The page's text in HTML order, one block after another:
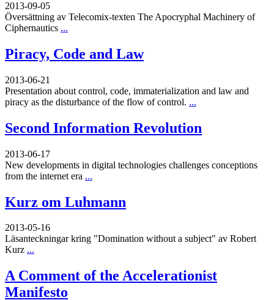
2013-09-05
Översättning av Telecomix-texten The Apocryphal Machinery of
Ciphernautics ...
Piracy, Code and Law
2013-06-21
Presentation about control, code, immaterialization and law and
piracy as the disturbance of the flow of control. ...
Second Information Revolution
2013-06-17
New developments in digital technologies challenges conceptions
from the internet era ...
Kurz om Luhmann
2013-05-16
Läsanteckningar kring "Domination without a subject" av Robert
Kurz ...
A Comment of the Accelerationist
Manifesto